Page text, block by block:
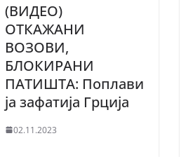
(ВИДЕО)
ОТКАЖАНИ
ВОЗОВИ,
БЛОКИРАНИ
ПАТИШТА: Поплави
ја зафатија Грција
02.11.2023